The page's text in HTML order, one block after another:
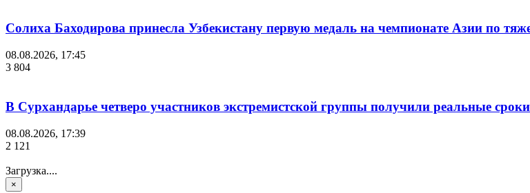
Солиха Баходирова принесла Узбекистану первую медаль на чемпионате Азии по
08.08.2026, 17:45
3 804
В Сурхандарье четверо участников экстремистской группы получили реальные
08.08.2026, 17:39
2 121
Загрузка....
×